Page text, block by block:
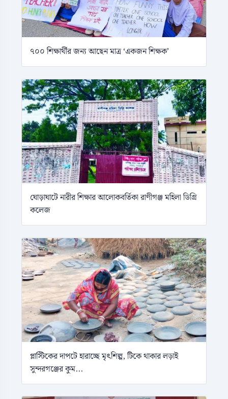
৭০০ শিক্ষার্থীর জন্য আছেন মাত্র ‘একজন শিক্ষক’
ঘোড়াঘাটে নারীর শিক্ষার আলোকবর্তিকা রাণীগঞ্জ মহিলা ডিগ্রি
কলেজ
প্লাস্টিকের দাপটে হারাচ্ছে মৃৎশিল্প, টিকে থাকার লড়াই
সুন্দরগঞ্জের কুম...